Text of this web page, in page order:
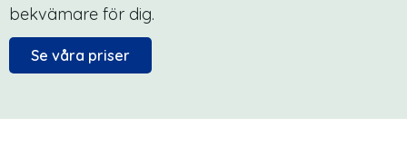
bekvämare för dig.
Se våra priser